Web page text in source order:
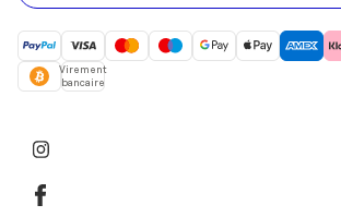
Virement
bancaire